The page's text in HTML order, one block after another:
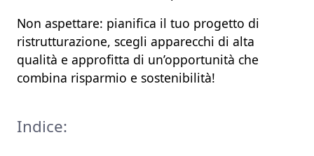
Indice:
Non aspettare: pianifica il tuo progetto di
ristrutturazione, scegli apparecchi di alta
qualità e approfitta di un’opportunità che
combina risparmio e sostenibilità!